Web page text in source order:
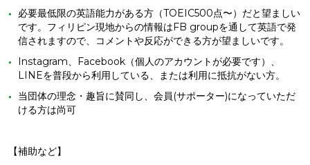
必要最低限の英語能力がある方（TOEIC500点〜）だと望ましい
です。フィリピン現地からの情報はFB groupを通して英語で発
信されますので、コメントや反応ができる方が望ましいです。
Instagram、Facebook（個人のアカウントが必要です）、
LINEを普段から利用している、または利用に抵抗がない方。
当団体の理念・趣旨に賛同し、会員(サポーター)になっていただ
ける方は尚可
【補助など】